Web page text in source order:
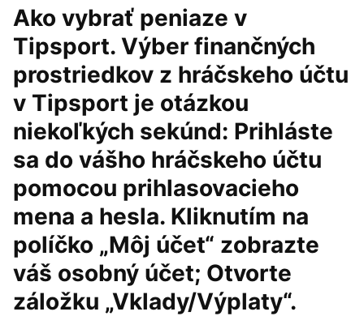
Ako vybrať peniaze v
Tipsport. Výber finančných
prostriedkov z hráčskeho účtu
v Tipsport je otázkou
niekoľkých sekúnd: Prihláste
sa do vášho hráčskeho účtu
pomocou prihlasovacieho
mena a hesla. Kliknutím na
políčko „Môj účet“ zobrazte
váš osobný účet; Otvorte
záložku „Vklady/Výplaty“.